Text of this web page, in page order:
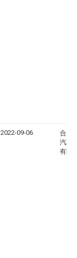
2022-09-06
合肥
汽车
有限